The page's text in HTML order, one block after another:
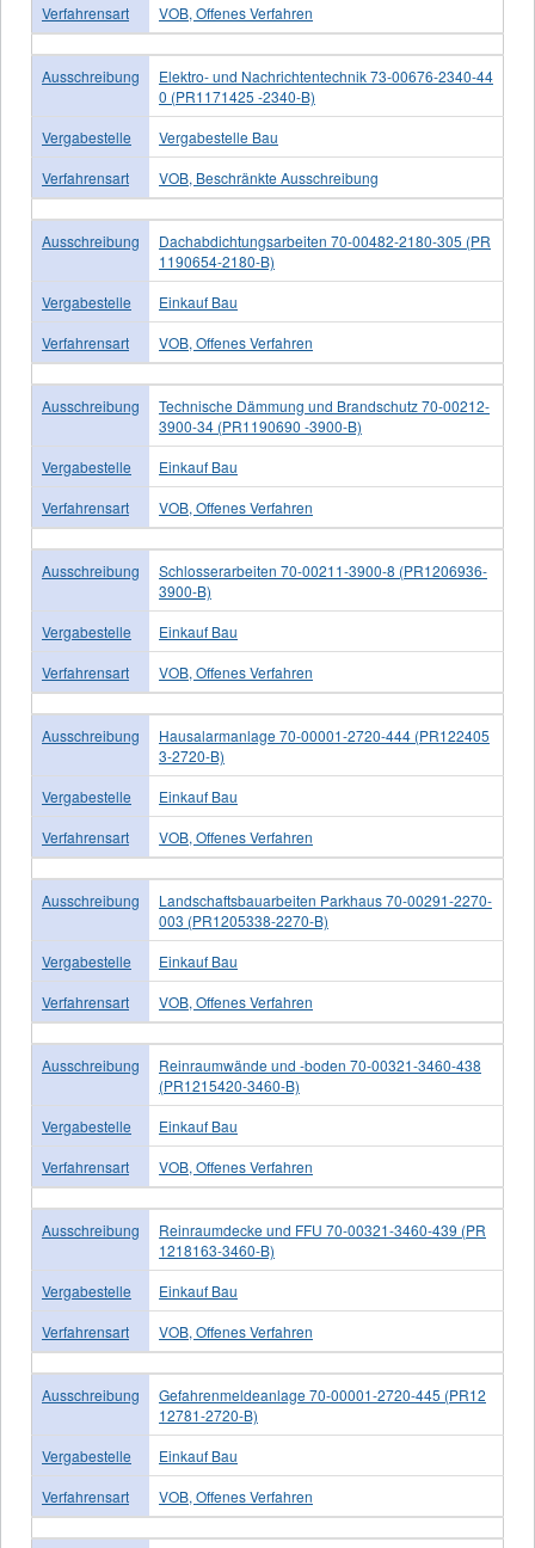
Verfahrensart VOB, Offenes Verfahren
Ausschreibung
Elektro- und Nachrichtentechnik 73-00676-2340-44
0 (PR1171425 -2340-B)
Vergabestelle
Vergabestelle Bau
Verfahrensart
VOB, Beschränkte Ausschreibung
Ausschreibung
Dachabdichtungsarbeiten 70-00482-2180-305 (PR
1190654-2180-B)
Vergabestelle
Einkauf Bau
Verfahrensart
VOB, Offenes Verfahren
Ausschreibung
Technische Dämmung und Brandschutz 70-00212-
3900-34 (PR1190690 -3900-B)
Vergabestelle
Einkauf Bau
Verfahrensart
VOB, Offenes Verfahren
Ausschreibung
Schlosserarbeiten 70-00211-3900-8 (PR1206936-
3900-B)
Vergabestelle
Einkauf Bau
Verfahrensart
VOB, Offenes Verfahren
Ausschreibung
Hausalarmanlage 70-00001-2720-444 (PR122405
3-2720-B)
Vergabestelle
Einkauf Bau
Verfahrensart
VOB, Offenes Verfahren
Ausschreibung
Landschaftsbauarbeiten Parkhaus 70-00291-2270-
003 (PR1205338-2270-B)
Vergabestelle
Einkauf Bau
Verfahrensart
VOB, Offenes Verfahren
Ausschreibung
Reinraumwände und -boden 70-00321-3460-438
(PR1215420-3460-B)
Vergabestelle
Einkauf Bau
Verfahrensart
VOB, Offenes Verfahren
Ausschreibung
Reinraumdecke und FFU 70-00321-3460-439 (PR
1218163-3460-B)
Vergabestelle
Einkauf Bau
Verfahrensart
VOB, Offenes Verfahren
Ausschreibung
Gefahrenmeldeanlage 70-00001-2720-445 (PR12
12781-2720-B)
Vergabestelle
Einkauf Bau
Verfahrensart
VOB, Offenes Verfahren